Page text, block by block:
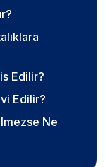
Edilir?
Edilir?
Ne